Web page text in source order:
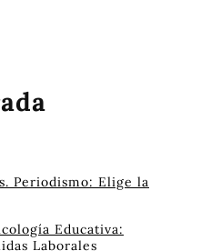
Periodismo: Elige la
Educativa:
Laborales